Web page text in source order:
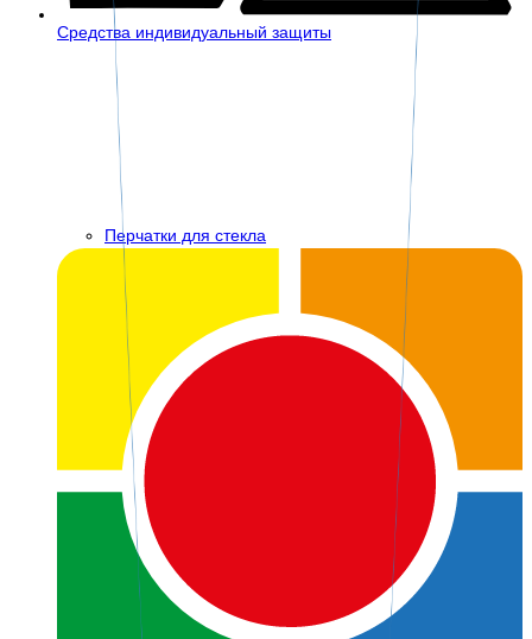
Средства индивидуальный защиты
Перчатки для стекла